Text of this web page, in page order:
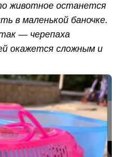
животное останется
в маленькой баночке.
— черепаха
окажется сложным и